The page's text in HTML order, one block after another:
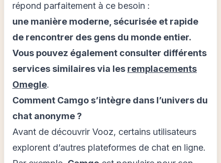
répond parfaitement à ce besoin :
une manière moderne, sécurisée et rapide
de rencontrer des gens du monde entier.
Vous pouvez également consulter différents
services similaires via les remplacements
Omegle.
Comment Camgo s’intègre dans l’univers du
chat anonyme ?
Avant de découvrir Vooz, certains utilisateurs
explorent d’autres plateformes de chat en ligne.